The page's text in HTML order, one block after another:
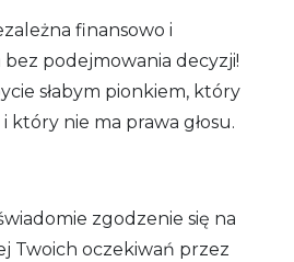
finansowo i
bez podejmowania decyzji!
słabym pionkiem, który
który nie ma prawa głosu.
zgodzenie się na
Twoich oczekiwań przez